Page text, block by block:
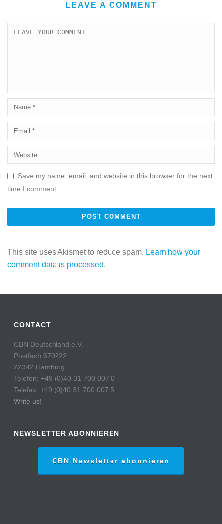
LEAVE A COMMENT
Save my name, email, and website in this browser for the next
time I comment.
This site uses Akismet to reduce spam. Learn how your
comment data is processed.
CONTACT
CBN Deutschland e.V.
Postfach 670222
22342 Hamburg
Telefon: +49 (0)40 31 700 007 0
Telefax: +49 (0)40 31 700 007 5
Write us!
NEWSLETTER ABONNIEREN
CBN Newsletter abonnieren